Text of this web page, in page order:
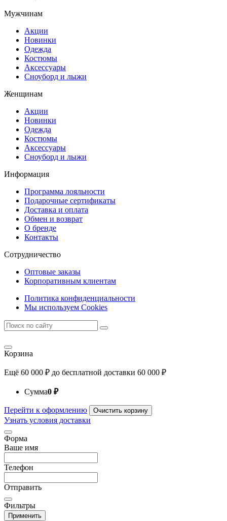
Мужчинам
Акции
Новинки
Одежда
Костюмы
Аксессуары
Сноуборд и лыжи
Женщинам
Акции
Новинки
Одежда
Костюмы
Аксессуары
Сноуборд и лыжи
Информация
Программа лояльности
Подарочные сертификаты
Доставка и оплата
Обмен и возврат
О бренде
Контакты
Сотрудничество
Оптовые заказы
Корпоративным клиентам
Политика конфиденциальности
Мы используем Cookies
Корзина
Ещё 60 000 ₽ до бесплатной доставки 60 000 ₽
Сумма0 ₽
Перейти к оформлению Очистить корзину
Узнать условия доставки
Форма
Ваше имя
Телефон
Отправить
Фильтры
Применить